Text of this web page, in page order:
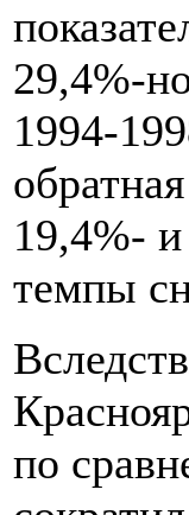
29,4%-
1994-
19,4%-
темпы
по